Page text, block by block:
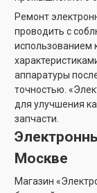
Ремонт
проводить с
использованием
аппаратуры
точностью.
для улучшения
запчасти.
Москве
Магазин